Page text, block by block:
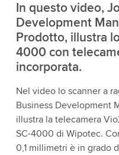
In questo video,
Development
Prodotto, illustra
4000 con
incorporata.
Nel video lo scanner a
Business Development
illustra la telecamera
SC-4000 di Wipotec.
0,1 millimetri è in grado